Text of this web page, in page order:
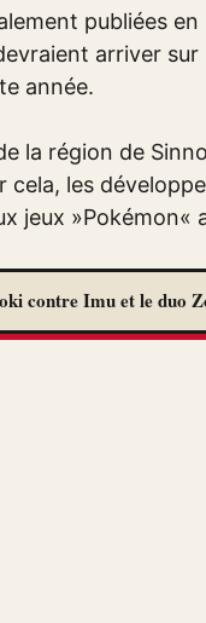
publiées
arriver
année.
la région de
cela, les
jeux »Pokémon«
contre Imu et le duo